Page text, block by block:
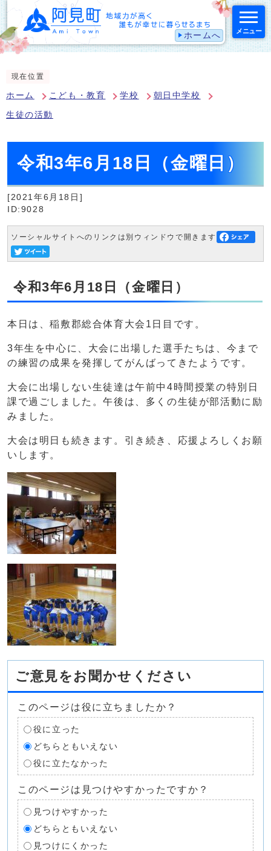
ホームへ メニュー
現在位置
ホーム こども・教育 学校 朝日中学校
生徒の活動
令和3年6月18日（金曜日）
[2021年6月18日]
ID:9028
ソーシャルサイトへのリンクは別ウィンドウで開きます
令和3年6月18日（金曜日）
本日は、稲敷郡総合体育大会1日目です。
3年生を中心に、大会に出場した選手たちは、今まで
の練習の成果を発揮してがんばってきたようです。
大会に出場しない生徒達は午前中4時間授業の特別日
課で過ごしました。午後は、多くの生徒が部活動に励
みました。
大会は明日も続きます。引き続き、応援よろしくお願
いします。
ご意見をお聞かせください
このページは役に立ちましたか？
役に立った
どちらともいえない
役に立たなかった
このページは見つけやすかったですか？
見つけやすかった
どちらともいえない
見つけにくかった